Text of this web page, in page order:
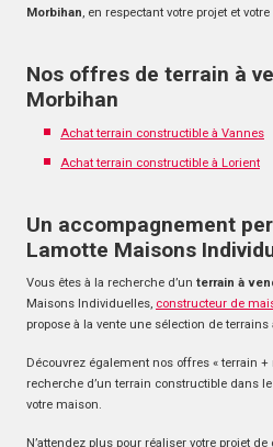
Morbihan, en respectant votre projet et
Nos offres de terrain à
Morbihan
Achat terrain constructible à Vannes
Achat terrain constructible à Lorient
Un accompagnement
Lamotte Maisons
Vous êtes à la recherche d’un terrain à
Maisons Individuelles, constructeur de
propose à la vente une sélection de terrains
Découvrez également nos offres « terrain
recherche d’un terrain constructible dans
votre maison.
N’attendez plus pour réaliser votre projet